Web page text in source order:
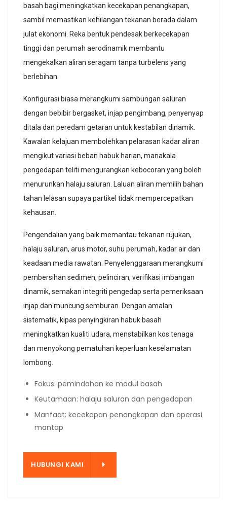
basah bagi meningkatkan kecekapan penangkapan,
sambil memastikan kehilangan tekanan berada dalam
julat ekonomi. Reka bentuk pendesak berkecekapan
tinggi dan perumah aerodinamik membantu
mengekalkan aliran seragam tanpa turbelens yang
berlebihan.
Konfigurasi biasa merangkumi sambungan saluran
dengan bebibir bergasket, injap pengimbang, penyenyap
ditala dan peredam getaran untuk kestabilan dinamik.
Kawalan kelajuan membolehkan pelarasan kadar aliran
mengikut variasi beban habuk harian, manakala
pengedapan teliti mengurangkan kebocoran yang boleh
menurunkan halaju saluran. Laluan aliran memilih bahan
tahan lelasan supaya partikel tidak mempercepatkan
kehausan.
Pengendalian yang baik memantau tekanan rujukan,
halaju saluran, arus motor, suhu perumah, kadar air dan
keadaan media rawatan. Penyelenggaraan merangkumi
pembersihan sedimen, pelinciran, verifikasi imbangan
dinamik, semakan integriti pengedap serta pemeriksaan
injap dan muncung semburan. Dengan amalan
sistematik, kipas penyingkiran habuk basah
meningkatkan kualiti udara, menstabilkan kos tenaga
dan menyokong pematuhan keperluan keselamatan
lombong.
Fokus: pemindahan ke modul basah
Keutamaan: halaju saluran dan pengedapan
Manfaat: kecekapan penangkapan dan operasi
mantap
HUBUNGI KAMI